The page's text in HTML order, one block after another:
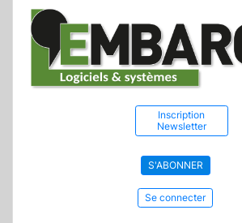
Inscription
Newsletter
S'ABONNER
Se connecter